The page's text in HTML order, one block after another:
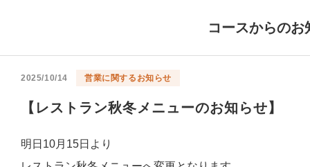
コースからのお
2025/10/14 営業に関するお知らせ
【レストラン秋冬メニューのお知らせ】
明日10月15日より